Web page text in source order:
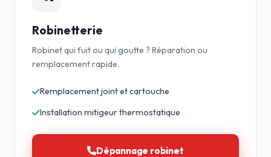
Robinetterie
Robinet qui fuit ou qui goutte ? Réparation ou
remplacement rapide.
Remplacement joint et cartouche
Installation mitigeur thermostatique
Dépannage robinet